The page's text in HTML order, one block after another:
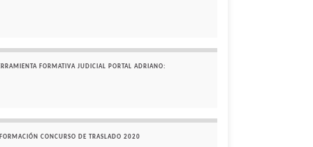
FORMATIVA JUDICIAL PORTAL ADRIANO:
CONCURSO DE TRASLADO 2020